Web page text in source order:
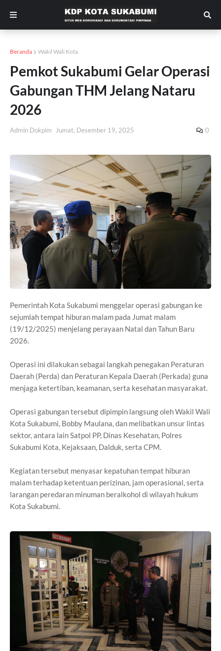
Beranda Wakil Wali Kota
Pemkot Sukabumi Gelar Operasi
Gabungan THM Jelang Nataru
2026
Admin Dokpim Jumat, Desember 19, 2025 0
Pemerintah Kota Sukabumi menggelar operasi gabungan ke
sejumlah tempat hiburan malam pada Jumat malam
(19/12/2025) menjelang perayaan Natal dan Tahun Baru
2026.
Operasi ini dilakukan sebagai langkah penegakan Peraturan
Daerah (Perda) dan Peraturan Kepala Daerah (Perkada) guna
menjaga ketertiban, keamanan, serta kesehatan masyarakat.
Operasi gabungan tersebut dipimpin langsung oleh Wakil Wali
Kota Sukabumi, Bobby Maulana, dan melibatkan unsur lintas
sektor, antara lain Satpol PP, Dinas Kesehatan, Polres
Sukabumi Kota, Kejaksaan, Dalduk, serta CPM.
Kegiatan tersebut menyasar kepatuhan tempat hiburan
malam terhadap ketentuan perizinan, jam operasional, serta
larangan peredaran minuman beralkohol di wilayah hukum
Kota Sukabumi.